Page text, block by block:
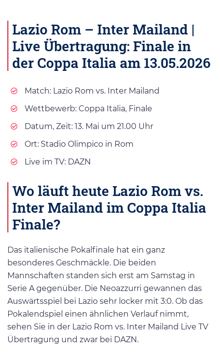
Lazio Rom – Inter Mailand |
Live Übertragung: Finale in
der Coppa Italia am 13.05.2026
Match: Lazio Rom vs. Inter Mailand
Wettbewerb: Coppa Italia, Finale
Datum, Zeit: 13. Mai um 21.00 Uhr
Ort: Stadio Olimpico in Rom
Live im TV: DAZN
Wo läuft heute Lazio Rom vs.
Inter Mailand im Coppa Italia
Finale?
Das italienische Pokalfinale hat ein ganz
besonderes Geschmäckle. Die beiden
Mannschaften standen sich erst am Samstag in
Serie A gegenüber. Die Neoazzurri gewannen das
Auswärtsspiel bei Lazio sehr locker mit 3:0. Ob das
Pokalendspiel einen ähnlichen Verlauf nimmt,
sehen Sie in der Lazio Rom vs. Inter Mailand Live TV
Übertragung und zwar bei DAZN.